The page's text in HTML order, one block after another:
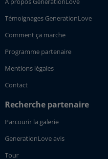
Témoignages GenerationLove
Comment ça marche
Programme partenaire
Mentions légales
Contact
Recherche partenaire
Parcourir la galerie
GenerationLove avis
Tour